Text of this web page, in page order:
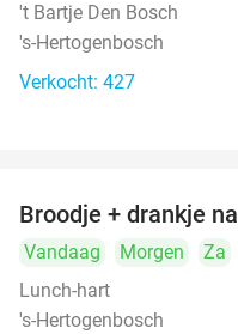
't Bartje Den Bosch
's-Hertogenbosch
Verkocht: 427
Broodje + drankje
Vandaag Morgen Za
Lunch-hart
's-Hertogenbosch